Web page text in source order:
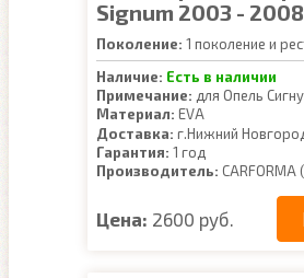
Signum 2003 - 2008
Поколение: 1 поколение и
Наличие: Есть в наличии
Примечание: для Опель
Материал: EVA
Доставка: г.Нижний
Гарантия: 1 год
Производитель: CARFORMA
Цена: 2600 руб.